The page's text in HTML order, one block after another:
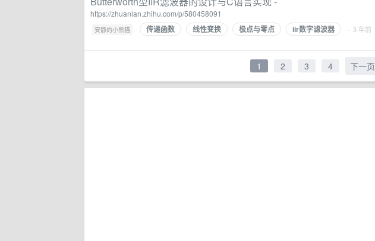
https://zhuanlan.zhihu.com/p/580458091
安静的小熊猫 · 传递函数 线性变换 极点与零点 iir数字滤波器 · 3 年前
1 2 3 4 下一页